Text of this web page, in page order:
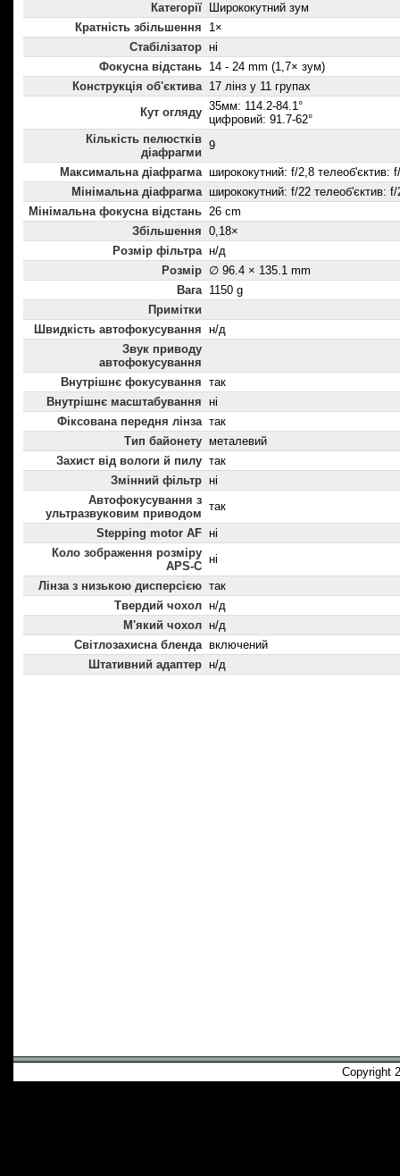
Категорії
Ширококутний зум
Кратність збільшення
1×
Стабілізатор ні
Фокусна відстань 14 - 24 mm (1,7× зум)
Конструкція об'єктива 17 лінз у 11 групах
Кут огляду 35мм: 114.2-84.1°
цифровий: 91.7-62°
Кількість пелюстків
діафрагми
9
Максимальна діафрагма ширококутний: f/2,8 телеоб'єктив:
Мінімальна діафрагма ширококутний: f/22 телеоб'єктив: f/
Мінімальна фокусна відстань 26 cm
Збільшення 0,18×
Розмір фільтра н/д
Розмір ∅ 96.4 × 135.1 mm
Вага 1150 g
Примітки
Швидкість автофокусування н/д
Звук приводу
автофокусування
Внутрішнє фокусування так
Внутрішнє масштабування
ні
Фіксована передня лінза так
Тип байонету металевий
Захист від вологи й пилу так
Змінний фільтр ні
Автофокусування з
ультразвуковим приводом
так
Stepping motor AF ні
Коло зображення розміру
APS-C
ні
Лінза з низькою дисперсією так
Твердий чохол н/д
М'який чохол н/д
Світлозахисна бленда включений
Штативний адаптер н/д
Copyright